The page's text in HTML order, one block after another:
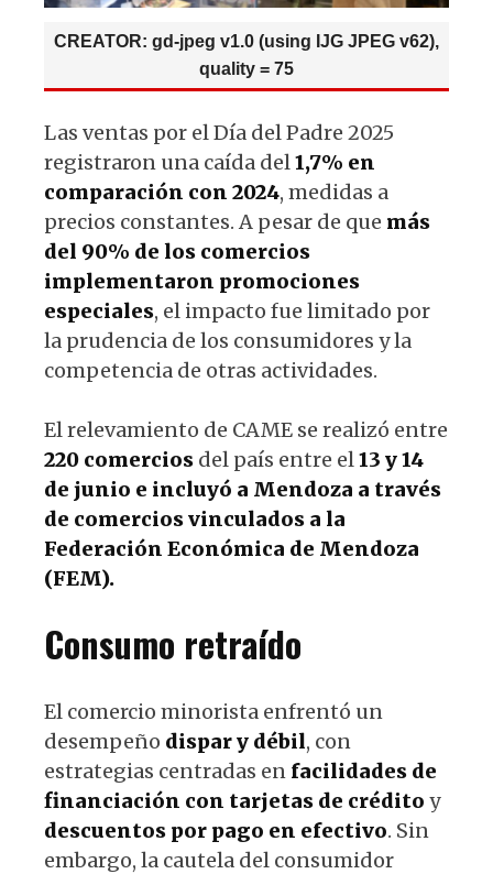
CREATOR: gd-jpeg v1.0 (using IJG JPEG v62),
quality = 75
Las ventas por el Día del Padre 2025
registraron una caída del1,7% en
comparación con 2024, medidas a
precios constantes. A pesar de que más
del 90% de los comercios
implementaron promociones
especiales, el impacto fue limitado por
la prudencia de los consumidores y la
competencia de otras actividades.
El relevamiento de CAME se realizó entre
220 comercios del país entre el13 y 14
de junio e incluyó a Mendoza a través
de comercios vinculados a la
Federación Económica de Mendoza
(FEM).
Consumo retraído
El comercio minorista enfrentó un
desempeño dispar y débil, con
estrategias centradas en facilidades de
financiación con tarjetas de crédito y
descuentos por pago en efectivo. Sin
embargo, la cautela del consumidor